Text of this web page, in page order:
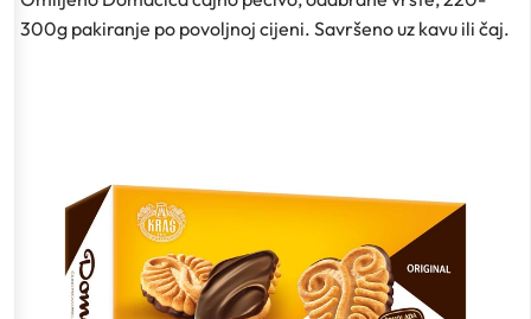
300g pakiranje po povoljnoj cijeni. Savršeno uz kavu ili čaj.